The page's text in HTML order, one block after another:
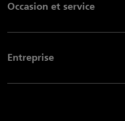
Occasion et service
Entreprise